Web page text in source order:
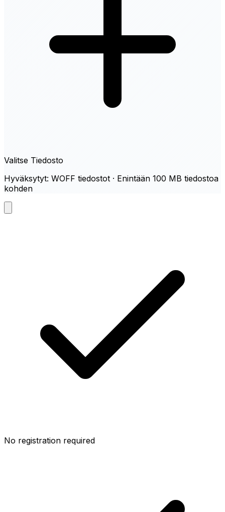
Valitse Tiedosto
Hyväksytyt: WOFF tiedostot · Enintään 100 MB tiedostoa
kohden
No registration required